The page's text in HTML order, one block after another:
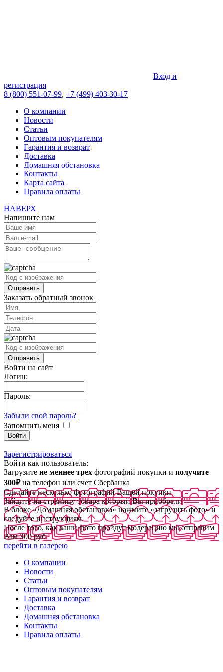
Вход и
регистрация
8 (800) 551-07-99, +7 (499) 403-30-17
О компании
Новости
Статьи
Оптовым покупателям
Гарантия и возврат
Доставка
Домашняя обстановка
Контакты
Карта сайта
Правила оплаты
НАВЕРХ
Напишите нам
Заказать обратный звонок
Войти на сайт
Логин:
Пароль:
Забыли свой пароль?
Запомнить меня
Зарегистрироваться
Войти как пользователь:
Загрузите не меннее трех фотографий покупки и получите
300₽на телефон или счет Сбербанка
Сделайте несколько фотографий Вашей покупки
Зайдите на страницу товара который Вы приобрели
В блоке «Домашняя обстановка» нажмите «загрузить фото» и
следуйте инструкциям
После того, как ваши фото пройдут модерацию мы отправим
Вам 300 руб
перейти в галерею
О компании
Новости
Статьи
Оптовым покупателям
Гарантия и возврат
Доставка
Домашняя обстановка
Контакты
Правила оплаты